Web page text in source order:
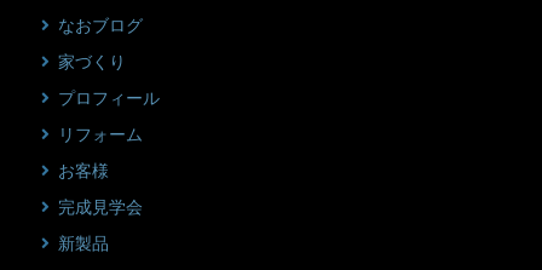
なおブログ
家づくり
プロフィール
リフォーム
お客様
完成見学会
新製品